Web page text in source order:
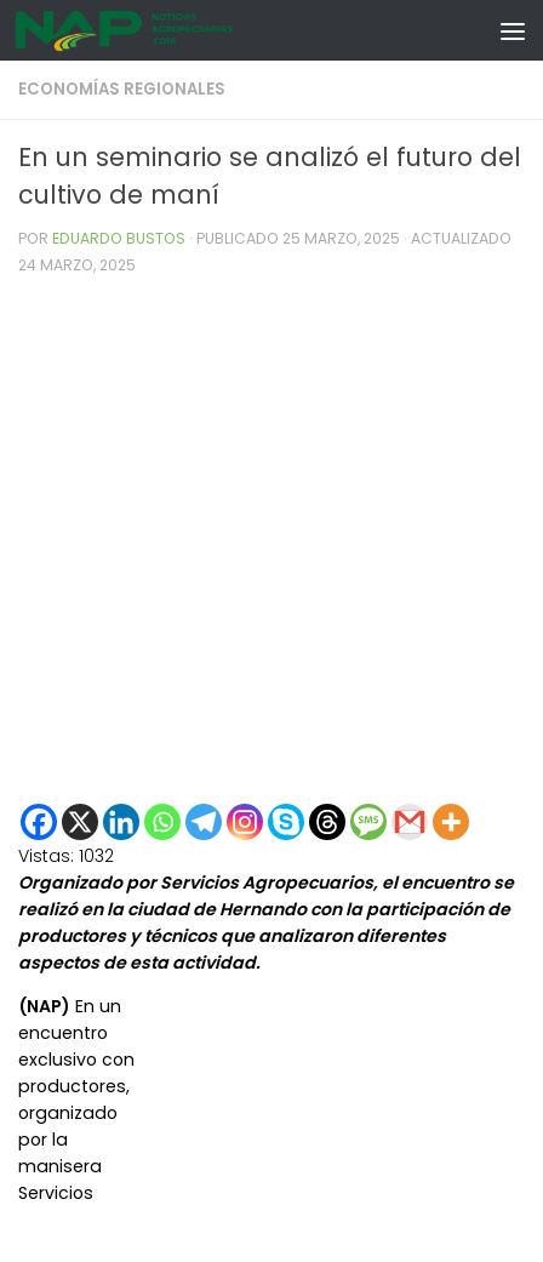
Skip to content
ECONOMÍAS REGIONALES
En un seminario se analizó el futuro del
cultivo de maní
POR EDUARDO BUSTOS · PUBLICADO 25 MARZO, 2025 · ACTUALIZADO
24 MARZO, 2025
Vistas: 1032
Organizado por Servicios Agropecuarios, el encuentro se
realizó en la ciudad de Hernando con la participación de
productores y técnicos que analizaron diferentes
aspectos de esta actividad.
(NAP) En un
encuentro
exclusivo con
productores,
organizado
por la
manisera
Servicios